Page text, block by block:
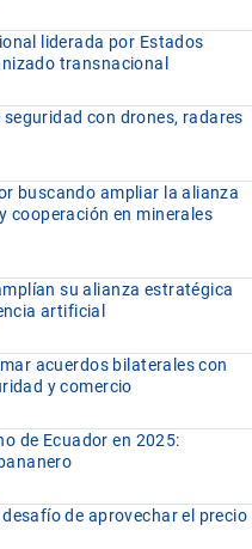
liderada por Estados
transnacional
con drones, radares
buscando ampliar la alianza
cooperación en minerales
su alianza estratégica
artificial
acuerdos bilaterales con
y comercio
de Ecuador en 2025:
de aprovechar el precio